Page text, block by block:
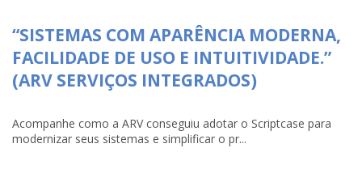
“SISTEMAS COM APARÊNCIA MODERNA,
FACILIDADE DE USO E INTUITIVIDADE.”
(ARV SERVIÇOS INTEGRADOS)
Acompanhe como a ARV conseguiu adotar o Scriptcase para
modernizar seus sistemas e simplificar o pr...